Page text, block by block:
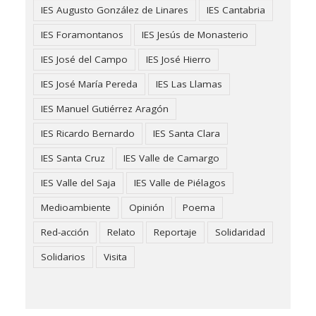
IES Augusto González de Linares
IES Cantabria
IES Foramontanos
IES Jesús de Monasterio
IES José del Campo
IES José Hierro
IES José María Pereda
IES Las Llamas
IES Manuel Gutiérrez Aragón
IES Ricardo Bernardo
IES Santa Clara
IES Santa Cruz
IES Valle de Camargo
IES Valle del Saja
IES Valle de Piélagos
Medioambiente
Opinión
Poema
Red-acción
Relato Reportaje
Solidaridad
Solidarios
Visita